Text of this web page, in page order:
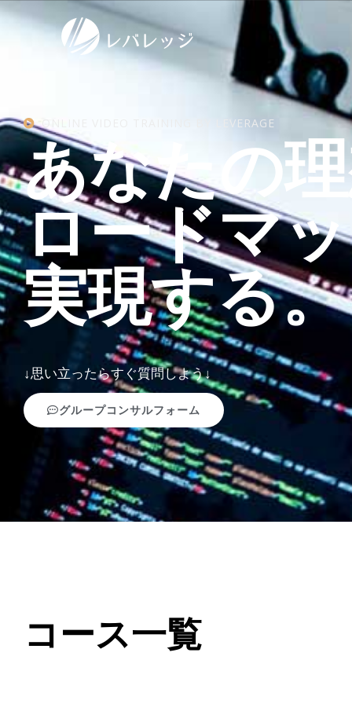
ONLINE VIDEO TRAINING BY LEVERAGE
あなたの
ロードマ
実現する。
↓思い立ったらすぐ質問しよう↓
グループコンサルフォーム
コース一覧